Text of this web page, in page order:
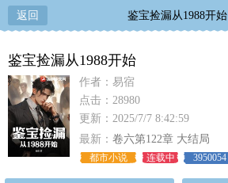
返回 鉴宝捡漏从1988开始
鉴宝捡漏从1988开始
作者：易宿
点击：28980
更新：2025/7/7 8:42:59
最新： 卷六第122章 大结局
都市小说 连载中 3950054